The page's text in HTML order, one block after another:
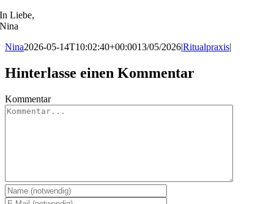
In Liebe,
Nina
Nina2026-05-14T10:02:40+00:0013/05/2026|Ritualpraxis|
Hinterlasse einen Kommentar
Kommentar